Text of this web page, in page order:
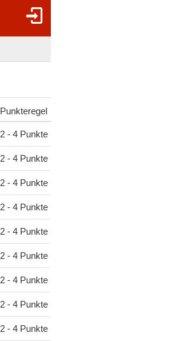
Punkteregel
2 - 4 Punkte
2 - 4 Punkte
2 - 4 Punkte
2 - 4 Punkte
2 - 4 Punkte
2 - 4 Punkte
2 - 4 Punkte
2 - 4 Punkte
2 - 4 Punkte